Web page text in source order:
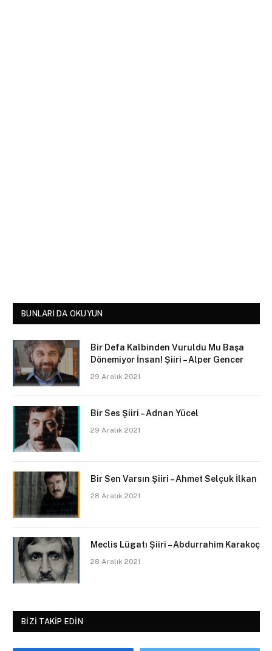
BUNLARI DA OKUYUN
Bir Defa Kalbinden Vuruldu Mu Başa
Dönemiyor İnsan! Şiiri – Alper Gencer
29 Aralık 2021
Bir Ses Şiiri – Adnan Yücel
29 Aralık 2021
Bir Sen Varsın Şiiri – Ahmet Selçuk İlkan
28 Aralık 2021
Meclis Lügatı Şiiri – Abdurrahim Karakoç
28 Aralık 2021
BIZI TAKIP EDIN